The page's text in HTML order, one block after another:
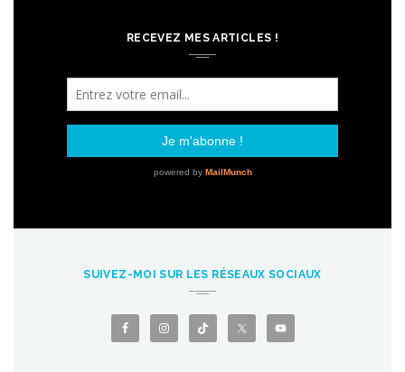
RECEVEZ MES ARTICLES !
SUIVEZ-MOI SUR LES RÉSEAUX SOCIAUX